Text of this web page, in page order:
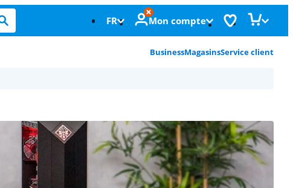
FR Mon compte
BusinessMagasinsService client